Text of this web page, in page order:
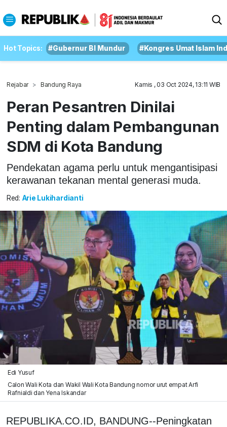
Hot Topics: #Gubernur BI Mundur #Kongres Umat Islam
Rejabar Bandung Raya Kamis , 03 Oct 2024, 13:11 WIB
Peran Pesantren Dinilai
Penting dalam Pembangunan
SDM di Kota Bandung
Pendekatan agama perlu untuk mengantisipasi
kerawanan tekanan mental generasi muda.
Red: Arie Lukihardianti
Edi Yusuf
Calon Wali Kota dan Wakil Wali Kota Bandung nomor urut empat Arfi
Rafnialdi dan Yena Iskandar
REPUBLIKA.CO.ID, BANDUNG--Peningkatan